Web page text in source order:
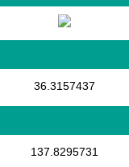
36.3157437
137.8295731